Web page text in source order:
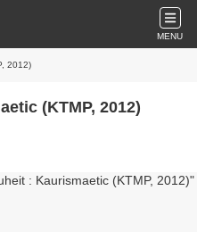
MENU
2012)
(KTMP, 2012)